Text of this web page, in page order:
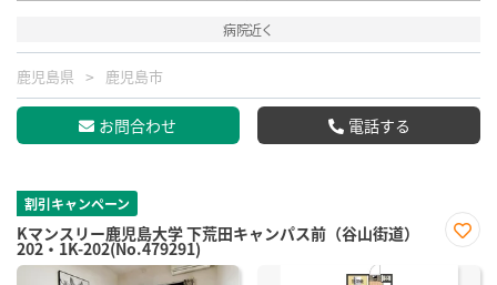
病院近く
鹿児島県 鹿児島市
お問合わせ 電話する
割引キャンペーン
Kマンスリー鹿児島大学 下荒田キャンパス前（谷山街道）
202・1K-202(No.479291)
に入